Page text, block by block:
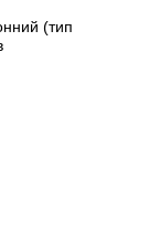
(тип